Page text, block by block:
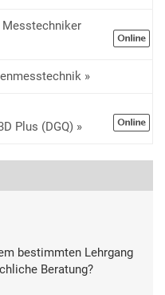
Messtechniker
»
Plus (DGQ) »
bestimmten Lehrgang
Beratung?